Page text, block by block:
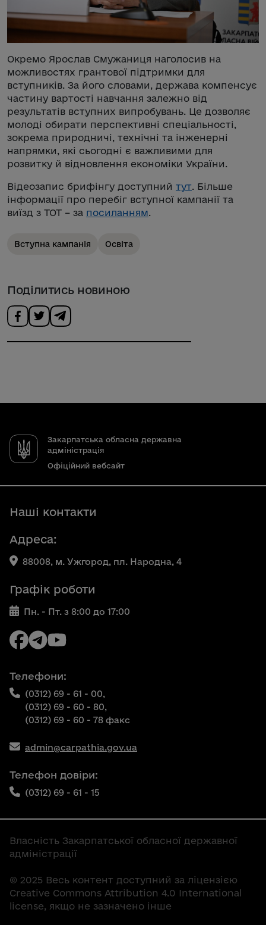
Окремо Ярослав Смужаниця наголосив на
можливостях грантової підтримки для
вступників. За його словами, держава компенсує
частину вартості навчання залежно від
результатів вступних випробувань. Це дозволяє
молоді обирати перспективні спеціальності,
зокрема природничі, технічні та інженерні
напрямки, які сьогодні є важливими для
розвитку й відновлення економіки України.
Відеозапис брифінгу доступний тут. Більше
інформації про перебіг вступної кампанії та
виїзд з ТОТ – за посиланням.
Вступна кампанія Освіта
Поділитись новиною
Закарпатська обласна державна
адміністрація
Офіційний вебсайт
Наші контакти
Адреса:
88008, м. Ужгород, пл. Народна, 4
Графік роботи
Пн. - Пт. з 8:00 до 17:00
Телефони:
(0312) 69 - 61 - 00,
(0312) 69 - 60 - 80,
(0312) 69 - 60 - 78 факс
admin@carpathia.gov.ua
Телефон довіри:
(0312) 69 - 61 - 15
Власність Закарпатської обласної державної
адміністрації
© 2025 Весь контент доступний за ліцензією
Creative Commons Attribution 4.0 International
license, якщо не зазначено інше